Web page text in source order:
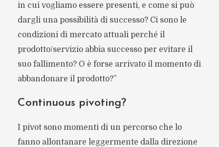
in cui vogliamo essere presenti, e come si può
dargli una possibilità di successo? Ci sono le
condizioni di mercato attuali perché il
prodotto/servizio abbia successo per evitare il
suo fallimento? O è forse arrivato il momento di
abbandonare il prodotto?”
Continuous pivoting?
I pivot sono momenti di un percorso che lo
fanno allontanare leggermente dalla direzione